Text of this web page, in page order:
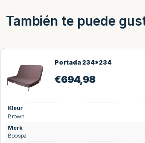
También te puede
Portada 234*234
€694,98
Kleur
Brown
Merk
Boospa